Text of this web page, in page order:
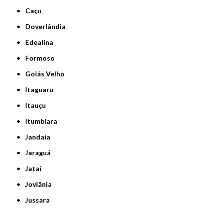
Caçu
Doverlândia
Edealina
Formoso
Goiás Velho
Itaguaru
Itauçu
Itumbiara
Jandaia
Jaraguá
Jataí
Joviânia
Jussara